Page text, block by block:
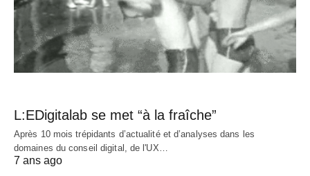
L:EDigitalab se met “à la fraîche”
Après 10 mois trépidants d’actualité et d’analyses dans les
domaines du conseil digital, de l'UX…
7 ans ago